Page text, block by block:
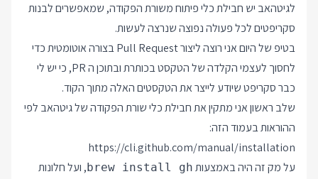
לגיטהאב יש חבילת כלי פיתוח משורת הפקודה, שמאפשרים לבנות
סקריפטים לכל פעולה נפוצה שנרצה לעשות.
בטיפ של היום אני רוצה ליצור Pull Request בצורה אוטומטית כדי
לחסוך לעצמי הקלדה של הטקסט בכותרת ובתוכן ה PR, כי יש לי
כבר סקריפט שיודע לייצר את הטקסטים האלה מתוך הקוד.
שלב ראשון אני מתקין את חבילת כלי שורת הפקודה של גיטהאב לפי
ההוראות בעמוד הזה:
https://cli.github.com/manual/installation
על מק זה היה באמצעות brew install gh, ועל חלונות